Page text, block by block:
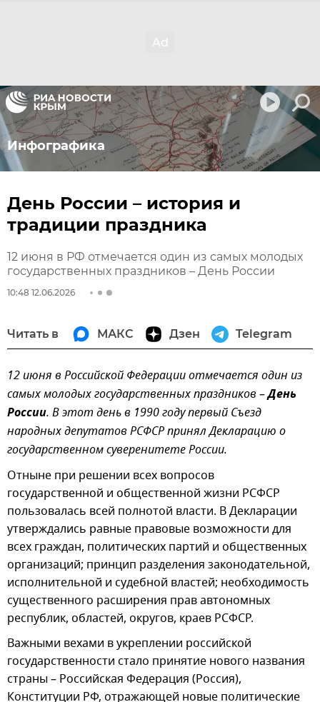
Инфографика
День России – история и
традиции праздника
12 июня в РФ отмечается один из самых молодых
государственных праздников – День России
10:48 12.06.2026
Читать в МАКС Дзен Telegram
12 июня в Российской Федерации отмечается один из
самых молодых государственных праздников–День
России. В этот день в 1990 году первый Съезд
народных депутатов РСФСР принял Декларацию о
государственном суверенитете России.
Отныне при решении всех вопросов
государственной и общественной жизни РСФСР
пользовалась всей полнотой власти. В Декларации
утверждались равные правовые возможности для
всех граждан, политических партий и общественных
организаций; принцип разделения законодательной,
исполнительной и судебной властей; необходимость
существенного расширения прав автономных
республик, областей, округов, краев РСФСР.
Важными вехами в укреплении российской
государственности стало принятие нового названия
страны – Российская Федерация (Россия),
Конституции РФ, отражающей новые политические